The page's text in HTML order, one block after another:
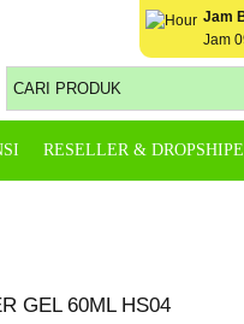
Jam
Jam
RESELLER &
GEL 60ML HS04